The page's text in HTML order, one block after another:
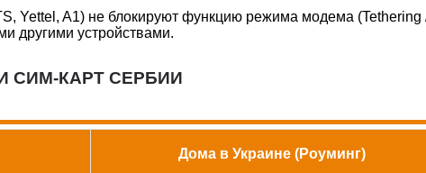
Yettel, A1) не блокируют функцию режима модема (Tethering
другими устройствами.
СИМ-КАРТ СЕРБИИ
Дома в Украине (Роуминг)